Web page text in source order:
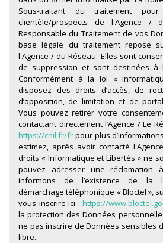
Habitants de moins de 25 ans
Habitants de 25 à 55 ans
Habitants de plus de 55 ans
Nombre d'enfants par famille
Familles sans enfant
Familles avec 1 ou 2 enfants
Maisons
Appartements
Familles avec 3 enfants
Sous-traitant du traitement
clientèle/prospects de l'Agence /
Responsable du Traitement de vos
base légale du traitement repose
l'Agence / du Réseau. Elles sont
de suppression et sont destinées à
Conformément à la loi «
disposez des droits d’accès, de
d’opposition, de limitation et de
Vous pouvez retirer votre
contactant directement l’Agence / Le
https://cnil.fr/fr pour plus
estimez, après avoir contacté
droits « Informatique et Libertés » ne
pouvez adresser une réclamation
informons de l’existence de la
démarchage téléphonique « Bloctel »,
vous inscrire ici : https://
la protection des Données
ne pas inscrire de Données sensibles
libre.